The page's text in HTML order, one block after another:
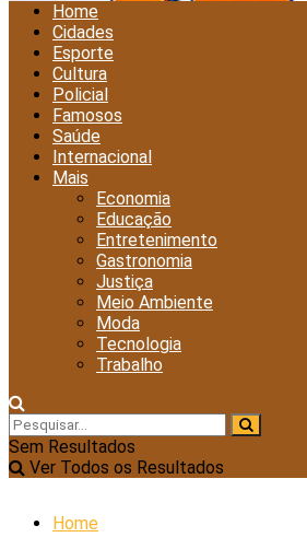
Home
Cidades
Esporte
Cultura
Policial
Famosos
Saúde
Internacional
Mais
Economia
Educação
Entretenimento
Gastronomia
Justiça
Meio Ambiente
Moda
Tecnologia
Trabalho
Sem Resultados
Ver Todos os Resultados
Home